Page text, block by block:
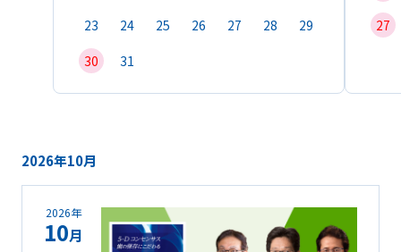
23
24 25 26 27 28
29
30
31
27
2026年10月
2026年
10月